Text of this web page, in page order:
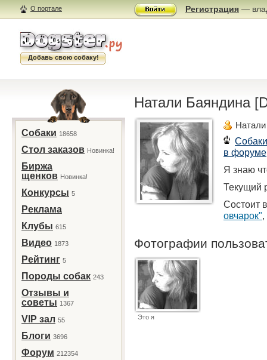
О портале Регистрация —
Добавь свою собаку!
Собаки 18658
Стол заказов Новинка!
Биржа
щенков Новинка!
Конкурсы 5
Реклама
Клубы 615
Видео 1873
Рейтинг 5
Породы собак 243
Отзывы и
советы 1367
VIP зал 55
Блоги 3696
Форум 212354
Натали Баяндина
Собаки
в форуме
Я знаю
Текущий
Состоит
овчарок",
Фотографии
Это я